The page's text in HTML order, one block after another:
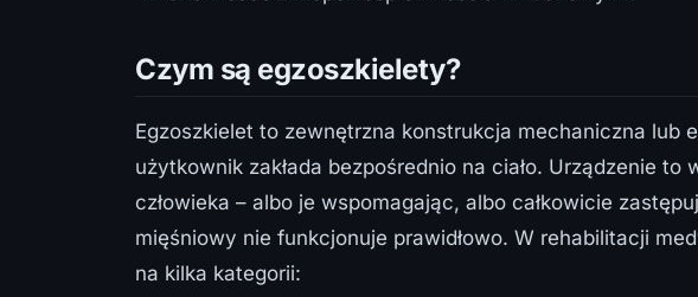
Czym są egzoszkielety?
Egzoszkielet to zewnętrzna konstrukcja mechaniczna lub
użytkownik zakłada bezpośrednio na ciało. Urządzenie to
człowieka – albo je wspomagając, albo całkowicie
mięśniowy nie funkcjonuje prawidłowo. W rehabilitacji
na kilka kategorii: